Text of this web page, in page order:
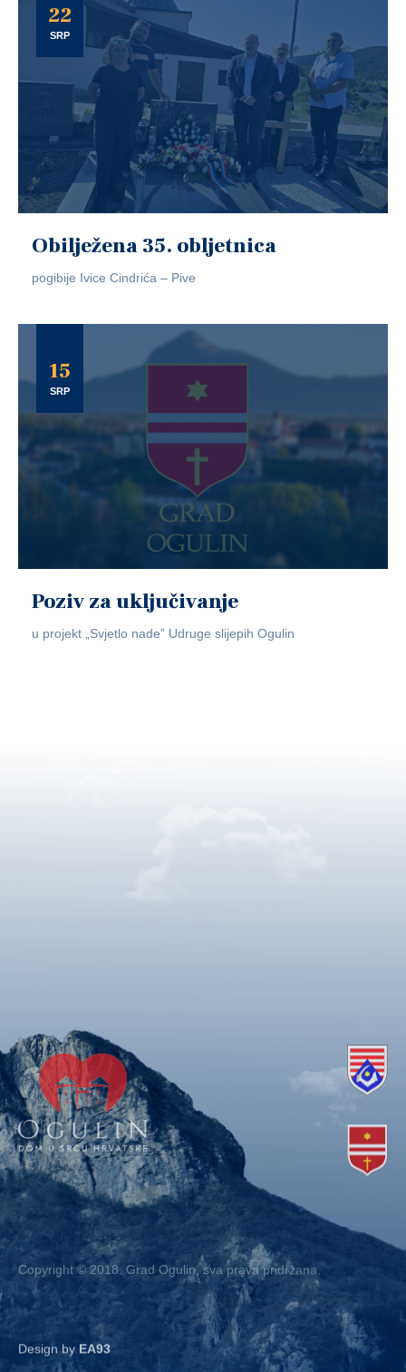
22
SRP
Obilježena 35. obljetnica
pogibije Ivice Cindrića – Pive
15
SRP
Poziv za uključivanje
u projekt „Svjetlo nade” Udruge slijepih Ogulin
Copyright © 2018. Grad Ogulin, sva prava pridržana.
Design by EA93
Kontakt